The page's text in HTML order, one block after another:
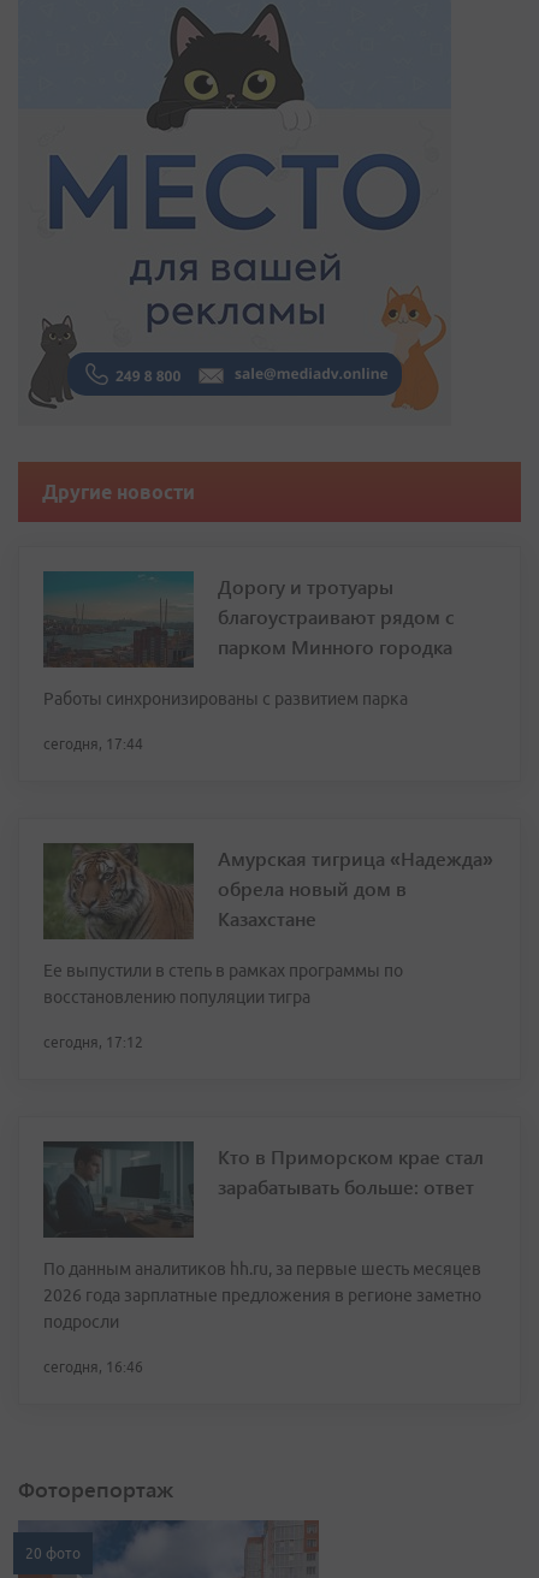
Другие новости
Дорогу и тротуары
благоустраивают рядом с
парком Минного городка
Работы синхронизированы с развитием парка
сегодня, 17:44
Амурская тигрица «Надежда»
обрела новый дом в
Казахстане
Ее выпустили в степь в рамках программы по
восстановлению популяции тигра
сегодня, 17:12
Кто в Приморском крае стал
зарабатывать больше: ответ
По данным аналитиков hh.ru, за первые шесть месяцев
2026 года зарплатные предложения в регионе заметно
подросли
сегодня, 16:46
Фоторепортаж
20 фото